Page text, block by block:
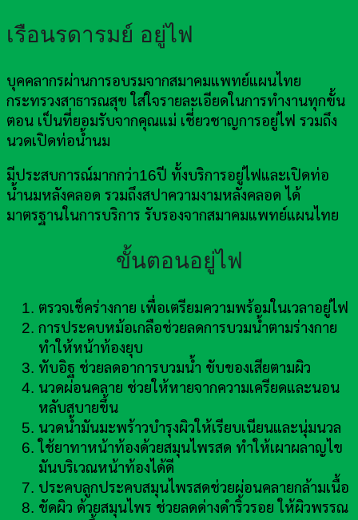
เรือนรดารมย์ อยู่ไฟ
บุคคลากรผ่านการอบรมจากสมาคมแพทย์แผนไทย
กระทรวงสาธารณสุข ใส่ใจรายละเอียดในการทำงานทุกขั้น
ตอน เป็นที่ยอมรับจากคุณแม่ เชี่ยวชาญการอยู่ไฟ รวมถึง
นวดเปิดท่อน้ำนม
มีประสบการณ์มากกว่า16ปี ทั้งบริการอยู่ไฟและเปิดท่อ
น้ำนมหลังคลอด รวมถึงสปาความงามหลังคลอด ได้
มาตรฐานในการบริการ รับรองจากสมาคมแพทย์แผนไทย
ขั้นตอนอยู่ไฟ
ตรวจเช็คร่างกาย เพื่อเตรียมความพร้อมในเวลาอยู่ไฟ
การประคบหม้อเกลือช่วยลดการบวมน้ำตามร่างกาย
ทำให้หน้าท้องยุบ
ทับอิฐ ช่วยลดอาการบวมน้ำ ขับของเสียตามผิว
นวดผ่อนคลาย ช่วยให้หายจากความเครียดและนอน
หลับสบายขึ้น
นวดน้ำมันมะพร้าวบำรุงผิวให้เรียบเนียนและนุ่มนวล
ใช้ยาทาหน้าท้องด้วยสมุนไพรสด ทำให้เผาผลาญไข
มันบริเวณหน้าท้องได้ดี
ประคบลูกประคบสมุนไพรสดช่วยผ่อนคลายกล้ามเนื้อ
ขัดผิว ด้วยสมุนไพร ช่วยลดด่างดำริ้วรอย ให้ผิวพรรณ